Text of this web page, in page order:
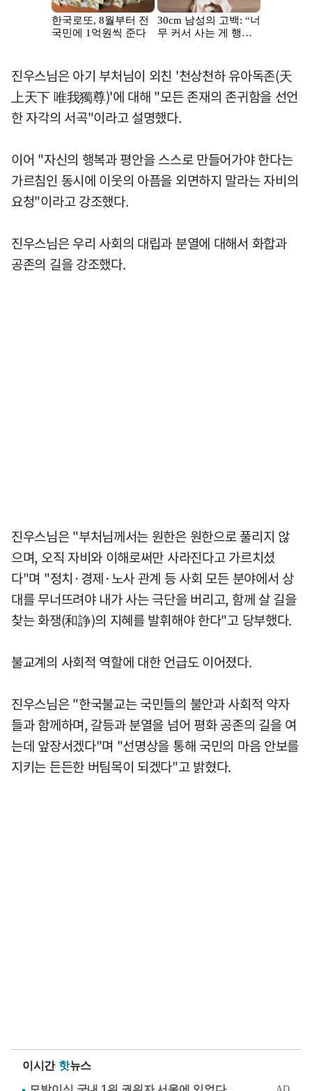
진우스님은 아기 부처님이 외친 '천상천하 유아독존(天
上天下 唯我獨尊)'에 대해 "모든 존재의 존귀함을 선언
한 자각의 서곡"이라고 설명했다.
이어 "자신의 행복과 평안을 스스로 만들어가야 한다는
가르침인 동시에 이웃의 아픔을 외면하지 말라는 자비의
요청"이라고 강조했다.
진우스님은 우리 사회의 대립과 분열에 대해서 화합과
공존의 길을 강조했다.
진우스님은 "부처님께서는 원한은 원한으로 풀리지 않
으며, 오직 자비와 이해로써만 사라진다고 가르치셨
다"며 "정치·경제·노사 관계 등 사회 모든 분야에서 상
대를 무너뜨려야 내가 사는 극단을 버리고, 함께 살 길을
찾는 화쟁(和諍)의 지혜를 발휘해야 한다"고 당부했다.
불교계의 사회적 역할에 대한 언급도 이어졌다.
진우스님은 "한국불교는 국민들의 불안과 사회적 약자
들과 함께하며, 갈등과 분열을 넘어 평화 공존의 길을 여
는데 앞장서겠다"며 "선명상을 통해 국민의 마음 안보를
지키는 든든한 버팀목이 되겠다"고 밝혔다.
이시간 핫뉴스